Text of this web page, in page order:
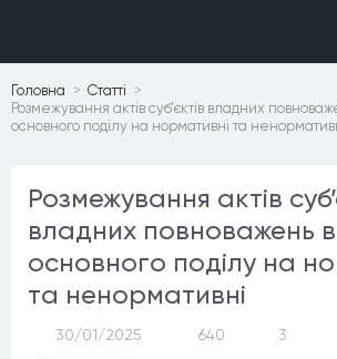
Головна
Статтi
Розмежування актів суб’єктів владних
основного поділу на нормативні та
Розмежування актів
владних повноважень в
основного поділу на
та ненормативні
30/01/2025 640 3